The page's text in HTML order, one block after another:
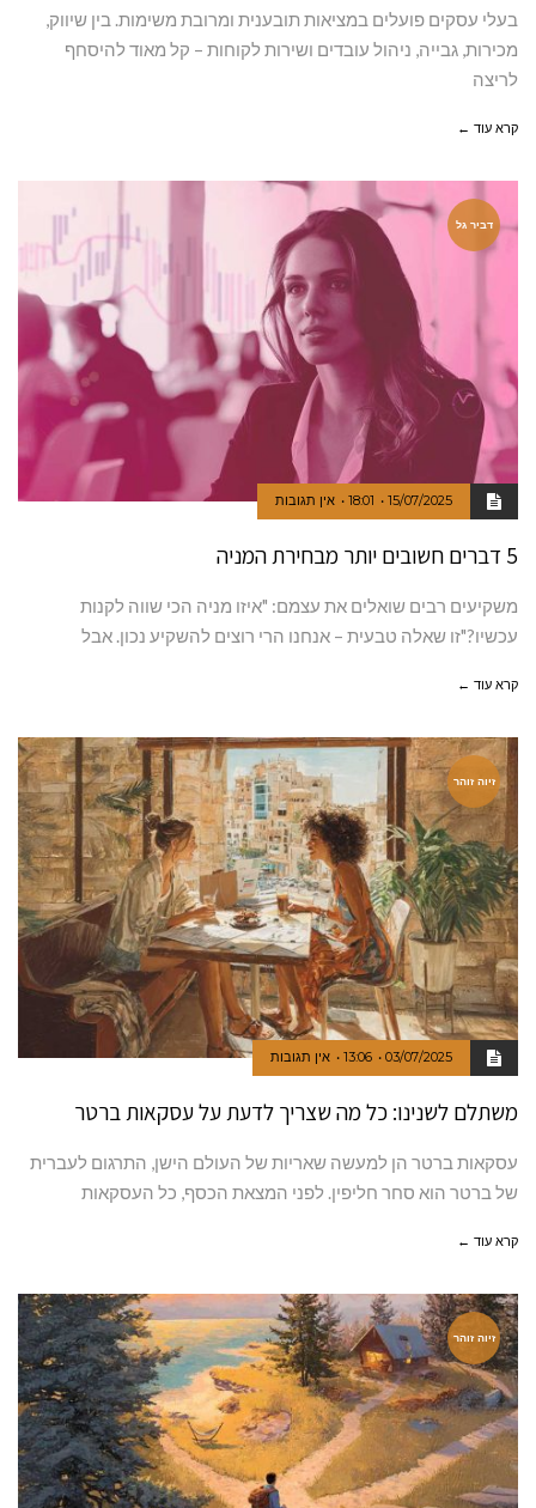
בעלי עסקים פועלים במציאות תובענית ומרובת משימות. בין שיווק,
מכירות, גבייה, ניהול עובדים ושירות לקוחות – קל מאוד להיסחף
לריצה
קרא עוד ←
דביר גל
15/07/2025
18:01 אין תגובות
5 דברים חשובים יותר מבחירת המניה
משקיעים רבים שואלים את עצמם: "איזו מניה הכי שווה לקנות
עכשיו?"זו שאלה טבעית – אנחנו הרי רוצים להשקיע נכון. אבל
קרא עוד ←
זיוה זוהר
03/07/2025
13:06 אין תגובות
משתלם לשנינו: כל מה שצריך לדעת על עסקאות ברטר
עסקאות ברטר הן למעשה שאריות של העולם הישן, התרגום לעברית
של ברטר הוא סחר חליפין. לפני המצאת הכסף, כל העסקאות
קרא עוד ←
זיוה זוהר